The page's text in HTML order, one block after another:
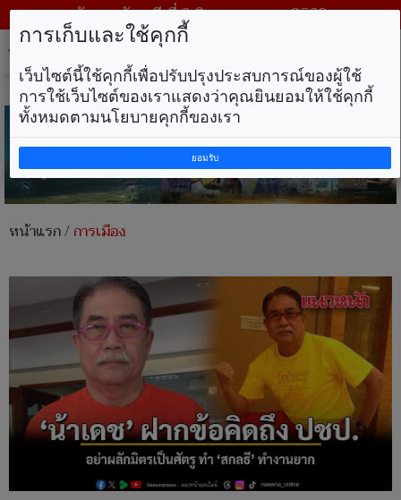
วันพฤหัสบดี ที่ 6 สิงหาคม พ.ศ. 2569
หน้าแรก/การเมือง
การเก็บและใช้คุกกี้
เว็บไซต์นี้ใช้คุกกี้เพื่อปรับปรุงประสบการณ์ของผู้ใช้
การใช้เว็บไซต์ของเราแสดงว่าคุณยินยอมให้ใช้คุกกี้
ทั้งหมดตามนโยบายคุกกี้ของเรา
ยอมรับ